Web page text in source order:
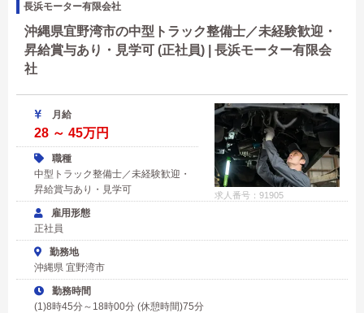
長浜モーター有限会社
沖縄県宜野湾市の中型トラック整備士／未経験歓迎・
昇給賞与あり・見学可 (正社員) | 長浜モーター有限会
社
求人番号：91905
月給
28 ～ 45万円
職種
中型トラック整備士／未経験歓迎・
昇給賞与あり・見学可
雇用形態
正社員
勤務地
沖縄県 宜野湾市
勤務時間
(1)8時45分～18時00分 (休憩時間)75分